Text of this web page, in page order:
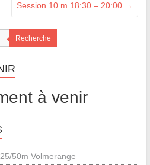
Session 10 m 18:30 – 20:00 →
Recherche
à venir
50m Volmerange